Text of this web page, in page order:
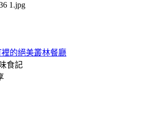
的絕美叢林餐廳
食記